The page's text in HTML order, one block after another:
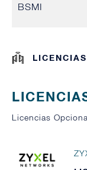
BSMI
Licencias